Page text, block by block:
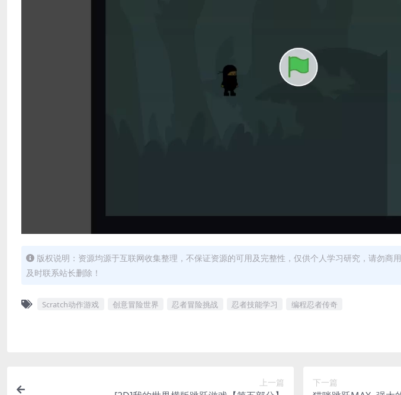
版权说明：资源均源于互联网收集整理，不保证资源的可用及完整性，仅供个人学习研究，请勿商
及时联系站长删除！
Scratch动作游戏 创意冒险世界 忍者冒险挑战 忍者技能学习 编程忍者传奇
上一篇 下一篇